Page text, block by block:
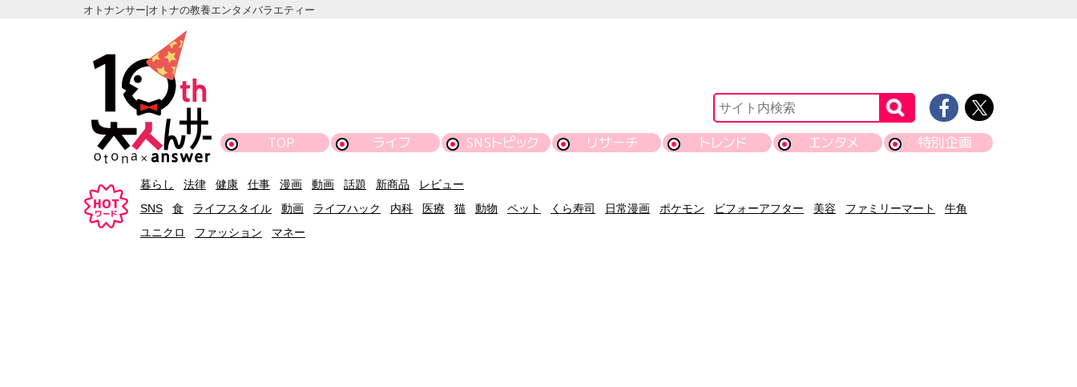
オトナンサー|オトナの教養エンタメバラエティー
TOP ライフ SNSトピック リサーチ トレンド エンタメ 特別企画
暮らし 法律 健康 仕事 漫画 動画 話題 新商品
レビュー
SNS
食 ライフスタイル 動画 ライフハック 内科 医療 猫 動物 ペット くら寿司 日常漫画 ポケモン ビフォーアフター 美容 ファミリーマート
牛角
ユニクロ
ファッション マネー